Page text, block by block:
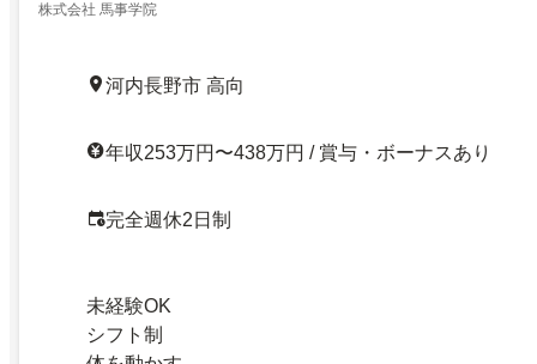
株式会社 馬事学院
河内長野市 高向
年収253万円〜438万円 / 賞与・ボーナスあり
完全週休2日制
未経験OK
シフト制